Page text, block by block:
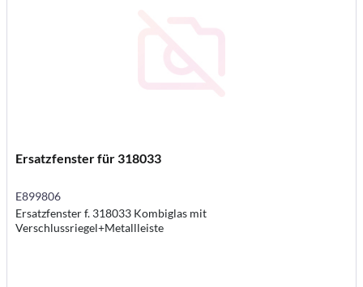
Ersatzfenster für 318033
E899806
Ersatzfenster f. 318033 Kombiglas mit
Verschlussriegel+Metallleiste